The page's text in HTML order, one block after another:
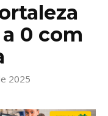
0 com
2025